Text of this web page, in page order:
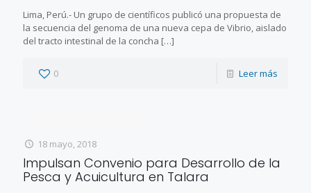
Lima, Perú.- Un grupo de científicos publicó una propuesta de
la secuencia del genoma de una nueva cepa de Vibrio, aislado
del tracto intestinal de la concha […]
0 Leer más
18 mayo, 2018
Impulsan Convenio para Desarrollo de la
Pesca y Acuicultura en Talara